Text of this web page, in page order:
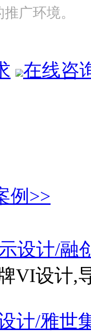
广环境。
在线咨
例>>
设计/融
VI设计,
计/雅世